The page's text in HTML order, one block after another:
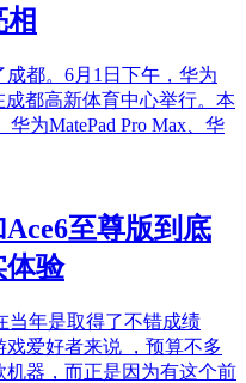
都。6月1日下午，华为
成都高新体育中心举行。本
为MatePad Pro Max、华
至尊版到底
体验
当年是取得了不错成绩
爱好者来说 ，预算不多
器，而正是因为有这个前